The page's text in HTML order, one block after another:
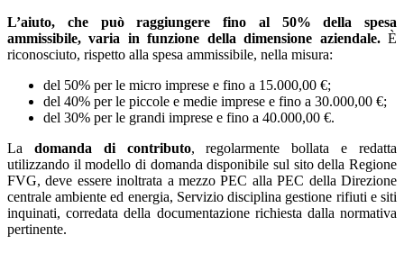
L’aiuto, che può raggiungere fino al 50% della spesa
ammissibile, varia in funzione della dimensione aziendale. È
riconosciuto, rispetto alla spesa ammissibile, nella misura:
del 50% per le micro imprese e fino a 15.000,00 €;
del 40% per le piccole e medie imprese e fino a 30.000,00 €;
del 30% per le grandi imprese e fino a 40.000,00 €.
La domanda di contributo, regolarmente bollata e redatta
utilizzando il modello di domanda disponibile sul sito della Regione
FVG, deve essere inoltrata a mezzo PEC alla PEC della Direzione
centrale ambiente ed energia, Servizio disciplina gestione rifiuti e siti
inquinati, corredata della documentazione richiesta dalla normativa
pertinente.